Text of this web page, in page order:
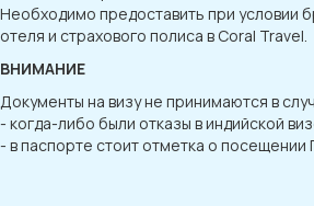
Необходимо предоставить при условии
отеля и страхового полиса в Coral Travel.
ВНИМАНИЕ
Документы на визу не принимаются в
- когда-либо были отказы в индийской
- в паспорте стоит отметка о посещении